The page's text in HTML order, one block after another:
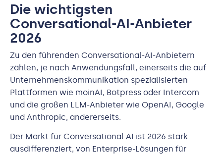
Die wichtigsten
Conversational-AI-Anbieter
2026
Zu den führenden Conversational-AI-Anbietern
zählen, je nach Anwendungsfall, einerseits die auf
Unternehmenskommunikation spezialisierten
Plattformen wie moinAI, Botpress oder Intercom
und die großen LLM-Anbieter wie OpenAI, Google
und Anthropic, andererseits.
Der Markt für Conversational AI ist 2026 stark
ausdifferenziert, von Enterprise-Lösungen für